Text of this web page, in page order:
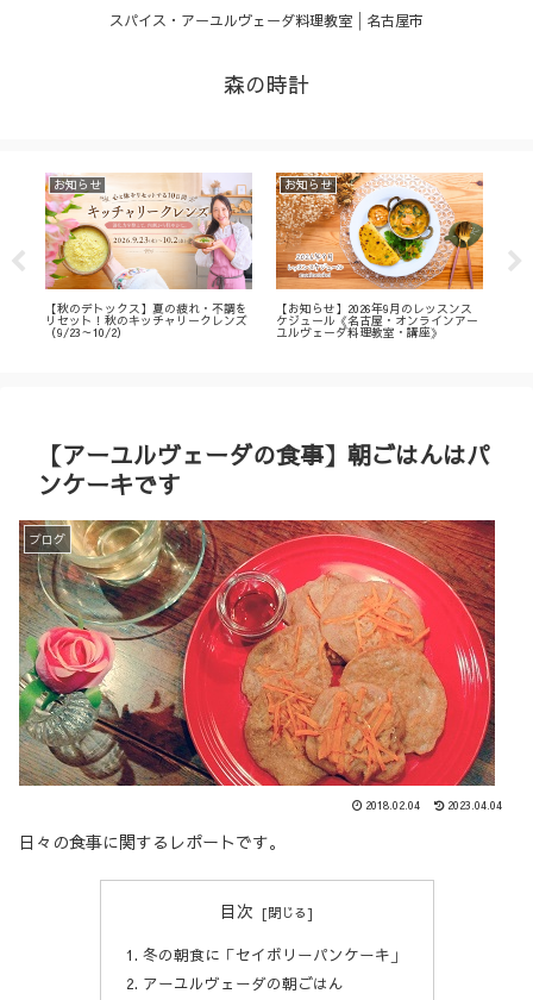
スパイス・アーユルヴェーダ料理教室│名古屋市
森の時計
お知らせ
【秋のデトックス】夏の疲れ・不調を
リセット！秋のキッチャリークレンズ
（9/23～10/2）
お知らせ
【お知らせ】2026年9月のレッスンス
ケジュール《名古屋・オンラインアー
ユルヴェーダ料理教室・講座》
【アーユルヴェーダの食事】朝ごはんはパ
ンケーキです
ブログ
2018.02.04 2023.04.04
日々の食事に関するレポートです。
目次
冬の朝食に「セイボリーパンケーキ」
アーユルヴェーダの朝ごはん